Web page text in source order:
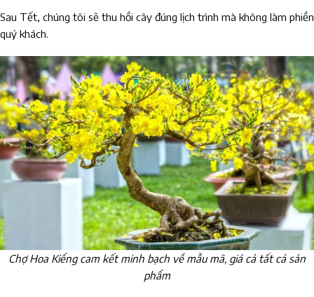
Sau Tết, chúng tôi sẽ thu hồi cây đúng lịch trình mà không làm phiền
quý khách.
Chợ Hoa Kiểng cam kết minh bạch về mẫu mã, giá cả tất cả sản
phẩm